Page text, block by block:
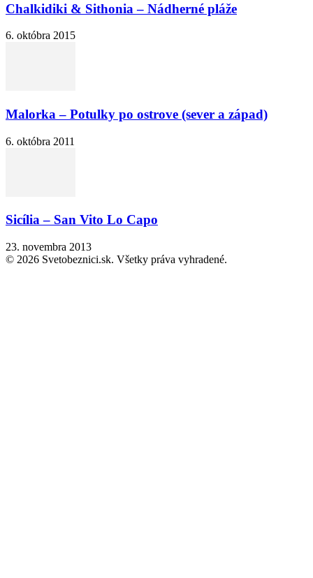
Chalkidiki & Sithonia – Nádherné pláže
6. októbra 2015
Malorka – Potulky po ostrove (sever a západ)
6. októbra 2011
Sicília – San Vito Lo Capo
23. novembra 2013
© 2026 Svetobeznici.sk. Všetky práva vyhradené.